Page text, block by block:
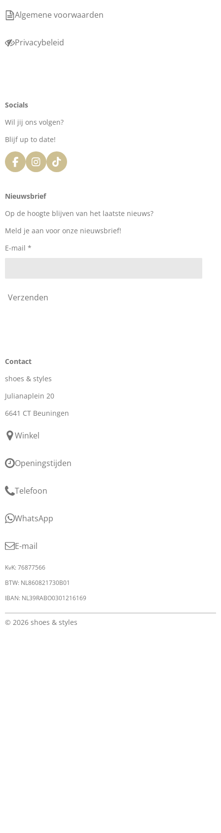
Algemene voorwaarden
Privacybeleid
Socials
Wil jij ons volgen?
Blijf up to date!
F
a
e
o
k
I
n
t
g
a
T
i
k
Nieuwsbrief
Op de hoogte blijven van het laatste nieuws?
Meld je aan voor onze nieuwsbrief!
E-mail *
Verzenden
Contact
shoes & styles
Julianaplein 20
6641 CT Beuningen
Winkel
Openingstijden
Telefoon
WhatsApp
E-mail
KvK: 76877566
BTW: NL860821730B01
IBAN: NL39RABO0301216169
© 2026 shoes & styles